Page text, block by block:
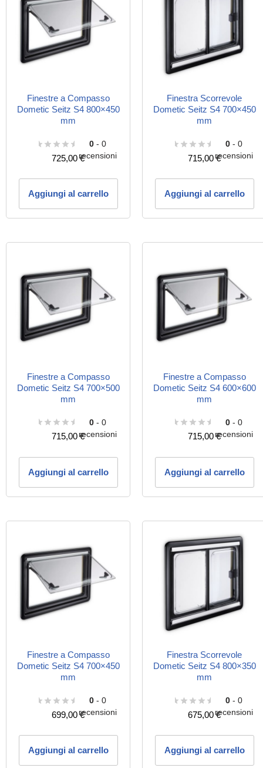
Finestre a Compasso
Dometic Seitz S4 800×450
mm
0- 0
recensioni
725,00€
Aggiungi al carrello
Finestra Scorrevole
Dometic Seitz S4 700×450
mm
0- 0
recensioni
715,00€
Aggiungi al carrello
Finestre a Compasso
Dometic Seitz S4 700×500
mm
0- 0
recensioni
715,00€
Aggiungi al carrello
Finestre a Compasso
Dometic Seitz S4 600×600
mm
0- 0
recensioni
715,00€
Aggiungi al carrello
Finestre a Compasso
Dometic Seitz S4 700×450
mm
0- 0
recensioni
699,00€
Aggiungi al carrello
Finestra Scorrevole
Dometic Seitz S4 800×350
mm
0- 0
recensioni
675,00€
Aggiungi al carrello